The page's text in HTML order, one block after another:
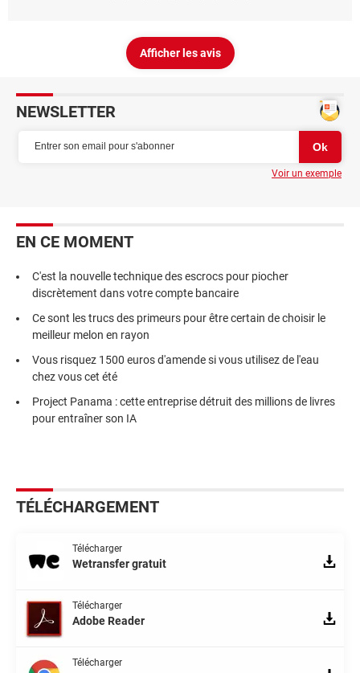
Afficher les avis
NEWSLETTER
Voir un exemple
EN CE MOMENT
C'est la nouvelle technique des escrocs pour piocher
discrètement dans votre compte bancaire
Ce sont les trucs des primeurs pour être certain de choisir le
meilleur melon en rayon
Vous risquez 1500 euros d'amende si vous utilisez de l'eau
chez vous cet été
Project Panama : cette entreprise détruit des millions de livres
pour entraîner son IA
TÉLÉCHARGEMENT
Télécharger
Wetransfer gratuit
Télécharger
Adobe Reader
Télécharger